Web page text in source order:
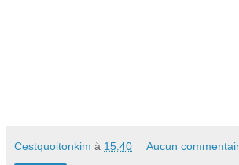
Cestquoitonkim à 15:40 Aucun